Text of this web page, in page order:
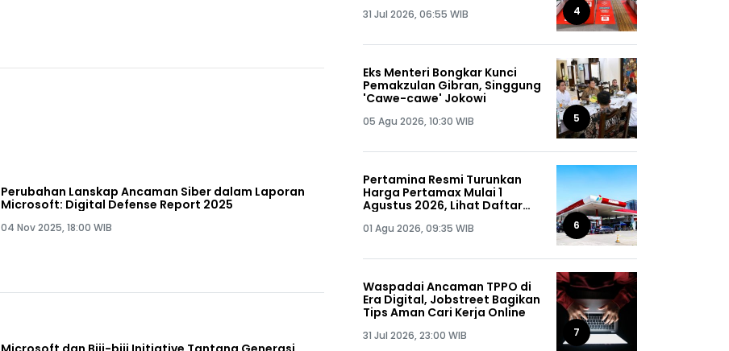
Perubahan Lanskap Ancaman Siber dalam Laporan
Microsoft: Digital Defense Report 2025
04 Nov 2025, 18:00 WIB
31 Jul 2026, 06:55 WIB 4
Eks Menteri Bongkar Kunci
Pemakzulan Gibran, Singgung
'Cawe-cawe' Jokowi
05 Agu 2026, 10:30 WIB 5
Pertamina Resmi Turunkan
Harga Pertamax Mulai 1
Agustus 2026, Lihat Daftar
01 Agu 2026, 09:35 WIB 6
Waspadai Ancaman TPPO di
Era Digital, Jobstreet Bagikan
Tips Aman Cari Kerja Online
31 Jul 2026, 23:00 WIB 7